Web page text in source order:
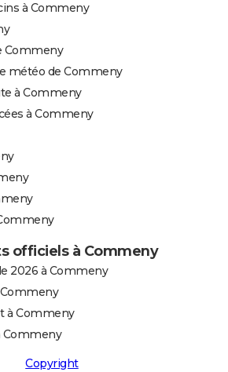
à Commeny
Commeny
météo de Commeny
à Commeny
à Commeny
officiels à Commeny
2026 à Commeny
à Commeny
Commeny
Copyright